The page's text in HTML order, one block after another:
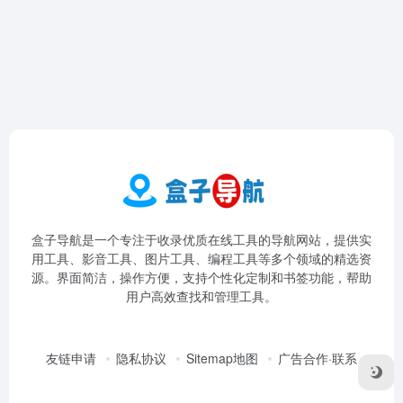
盒子导航是一个专注于收录优质在线工具的导航网站，提供实
用工具、影音工具、图片工具、编程工具等多个领域的精选资
源。界面简洁，操作方便，支持个性化定制和书签功能，帮助
用户高效查找和管理工具。
友链申请 隐私协议 Sitemap地图 广告合作·联系